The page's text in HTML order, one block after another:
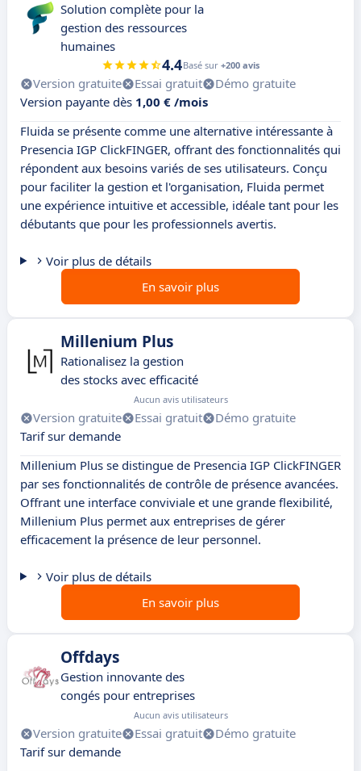
Solution complète pour la
gestion des ressources
humaines
4.4Basé sur +200 avis
Version gratuite Essai gratuit
Démo gratuite
Version payante dès 1,00 € /mois
Fluida se présente comme une alternative intéressante à
Presencia IGP ClickFINGER, offrant des fonctionnalités qui
répondent aux besoins variés de ses utilisateurs. Conçu
pour faciliter la gestion et l'organisation, Fluida permet
une expérience intuitive et accessible, idéale tant pour les
débutants que pour les professionnels avertis.
Voir plus de détails
En savoir plus
Millenium Plus
Rationalisez la gestion
des stocks avec efficacité
Aucun avis utilisateurs
Version gratuite Essai gratuit
Démo gratuite
Tarif sur demande
Millenium Plus se distingue de Presencia IGP ClickFINGER
par ses fonctionnalités de contrôle de présence avancées.
Offrant une interface conviviale et une grande flexibilité,
Millenium Plus permet aux entreprises de gérer
efficacement la présence de leur personnel.
Voir plus de détails
En savoir plus
Offdays
Gestion innovante des
congés pour entreprises
Aucun avis utilisateurs
Version gratuite Essai gratuit
Démo gratuite
Tarif sur demande